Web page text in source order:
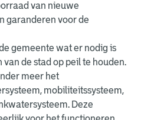
van nieuwe
garanderen voor de
gemeente wat er nodig is
de stad op peil te houden.
meer het
mobiliteitssysteem,
Deze